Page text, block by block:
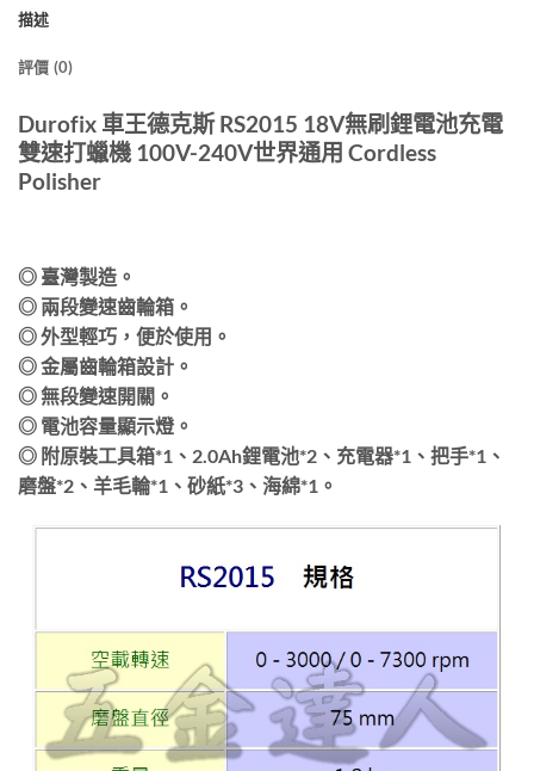
描述
評價 (0)
Durofix 車王德克斯 RS2015 18V無刷鋰電池充電
雙速打蠟機 100V-240V世界通用 Cordless
Polisher
◎ 臺灣製造。
◎ 兩段變速齒輪箱。
◎ 外型輕巧，便於使用。
◎ 金屬齒輪箱設計。
◎ 無段變速開關。
◎ 電池容量顯示燈。
◎ 附原裝工具箱*1、2.0Ah鋰電池*2、充電器*1、把手*1、
磨盤*2、羊毛輪*1、砂紙*3、海綿*1。